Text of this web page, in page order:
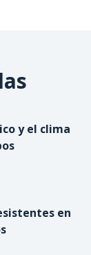
y el clima
en